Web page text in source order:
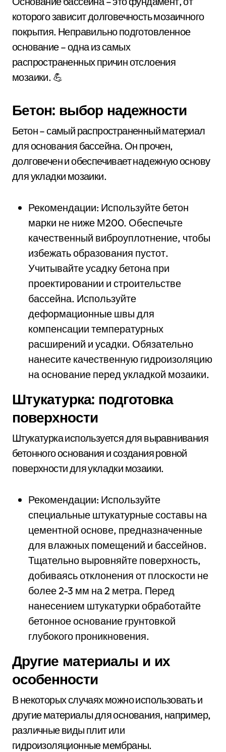
которого зависит долговечность мозаичного
покрытия. Неправильно подготовленное
основание – одна из самых
распространенных причин отслоения
мозаики. 💪
Бетон: выбор надежности
Бетон – самый распространенный материал
для основания бассейна. Он прочен,
долговечен и обеспечивает надежную основу
для укладки мозаики.
Рекомендации: Используйте бетон
марки не ниже М200. Обеспечьте
качественный виброуплотнение, чтобы
избежать образования пустот.
Учитывайте усадку бетона при
проектировании и строительстве
бассейна. Используйте
деформационные швы для
компенсации температурных
расширений и усадки. Обязательно
нанесите качественную гидроизоляцию
на основание перед укладкой мозаики.
Штукатурка: подготовка
поверхности
Штукатурка используется для выравнивания
бетонного основания и создания ровной
поверхности для укладки мозаики.
Рекомендации: Используйте
специальные штукатурные составы на
цементной основе, предназначенные
для влажных помещений и бассейнов.
Тщательно выровняйте поверхность,
добиваясь отклонения от плоскости не
более 2-3 мм на 2 метра. Перед
нанесением штукатурки обработайте
бетонное основание грунтовкой
глубокого проникновения.
Другие материалы и их
особенности
В некоторых случаях можно использовать и
другие материалы для основания, например,
различные виды плит или
гидроизоляционные мембраны.